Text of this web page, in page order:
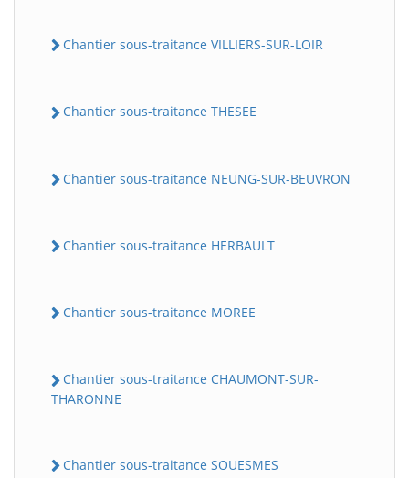
Chantier sous-traitance VILLIERS-SUR-LOIR
Chantier sous-traitance THESEE
Chantier sous-traitance NEUNG-SUR-BEUVRON
Chantier sous-traitance HERBAULT
Chantier sous-traitance MOREE
Chantier sous-traitance CHAUMONT-SUR-
THARONNE
Chantier sous-traitance SOUESMES